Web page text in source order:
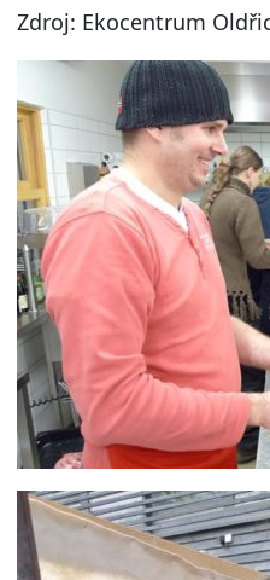
Zdroj: Ekocentrum